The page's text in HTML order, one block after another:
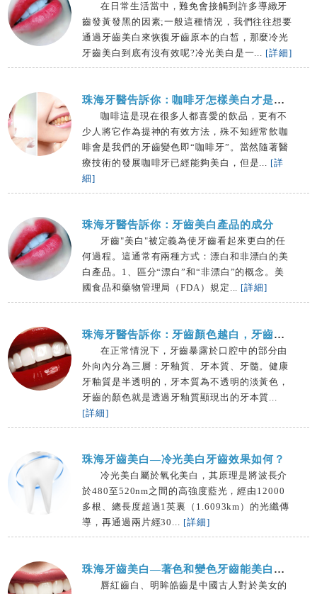
在日常生活當中，難免會接觸到許多導緻牙
齒發黃發黑的因素;一般這種情況，我們往往想要
通過牙齒美白來恢復牙齒原本的白皙，那麼冷光
牙齒美白到底有沒有效呢?冷光美白是一... [詳細]
珠海牙醫告訴你：咖啡牙怎樣美白才是最好的
咖啡這是現在很多人都喜愛的飲品，更有不
少人將它作為提神的有效方法，殊不知經常飲咖
啡會是我們的牙齒變色即“咖啡牙”。當然隨著醫
療技術的發展咖啡牙已經能夠美白，但是...
[詳
細]
珠海牙醫告訴你：牙齒美白產品的成分
牙齒"美白"被定義為使牙齒看起來更白的任
何過程。這通常有兩種方式：漂白和非漂白的美
白產品。1、區分“漂白”和“非漂白”的概念。美
國食品和藥物管理局（FDA）規定... [詳細]
珠海牙醫告訴你：牙齒顏色越白，牙齒越健康？
在正常情況下，牙齒暴露於口腔中的部分由
外向內分為三層：牙釉質、牙本質、牙髓。健康
牙釉質是半透明的，牙本質為不透明的淡黃色，
牙齒的顏色就是透過牙釉質顯現出的牙本質...
[詳細]
珠海牙齒美白—冷光美白牙齒效果如何？
冷光美白屬於氧化美白，其原理是將波長介
於480至520nm之間的高強度藍光，經由12000
多根、總長度超過1英裏（1.6093km）的光纖傳
導，再通過兩片經30... [詳細]
珠海牙齒美白—著色和變色牙齒能美白嗎？
唇紅齒白、明眸皓齒是中國古人對於美女的